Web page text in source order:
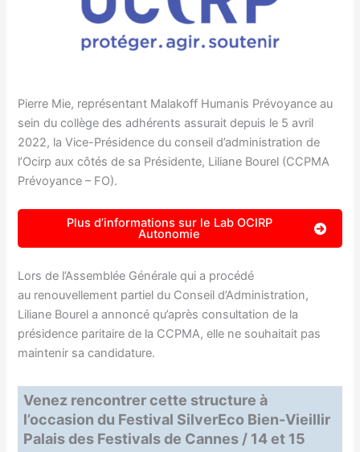
Pierre Mie, représentant Malakoff Humanis Prévoyance au
sein du collège des adhérents assurait depuis le 5 avril
2022, la Vice-Présidence du conseil d’administration de
l’Ocirp aux côtés de sa Présidente, Liliane Bourel (CCPMA
Prévoyance – FO).
Plus d’informations sur le Lab OCIRP
Autonomie
Lors de l’Assemblée Générale qui a procédé
au renouvellement partiel du Conseil d’Administration,
Liliane Bourel a annoncé qu’après consultation de la
présidence paritaire de la CCPMA, elle ne souhaitait pas
maintenir sa candidature.
Venez rencontrer cette structure à
l’occasion du Festival SilverEco Bien-Vieillir
Palais des Festivals de Cannes / 14 et 15